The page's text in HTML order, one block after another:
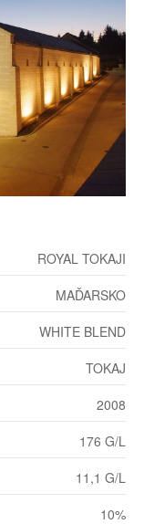
ROYAL TOKAJI
MAĎARSKO
WHITE BLEND
TOKAJ
2008
176 G/L
11,1 G/L
10%